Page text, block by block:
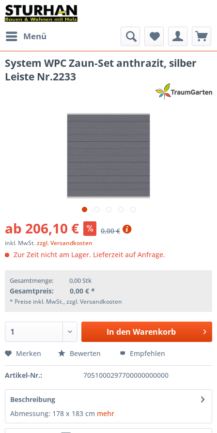
Menü
System WPC Zaun-Set anthrazit, silber
Leiste Nr.2233
ab 206,10 € 0,00 €
inkl. MwSt.zzgl. Versandkosten
Zur Zeit nicht am Lager. Lieferzeit auf Anfrage.
Gesamtmenge: 0,00Stk
Gesamtpreis: 0,00 € *
* Preise inkl. MwSt., zzgl. Versandkosten
In den Warenkorb
Merken Bewerten Empfehlen
Artikel-Nr.: 7051000297700000000000
Beschreibung
Abmessung: 178 x 183 cm mehr